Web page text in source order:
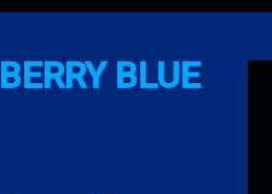
BERRY BLUE